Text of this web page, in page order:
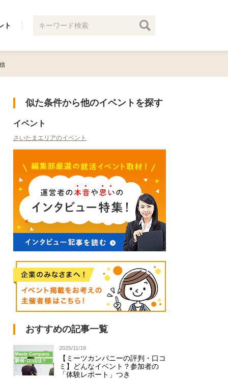
ト
似た条件から他のイベントを探す
イベント
さいたまエリアのイベント
おすすめの記事一覧
2025/11/18
【ミーツカンパニーの評判・口コ
ミ】どんなイベント？参加者の
「体験レポート」つき